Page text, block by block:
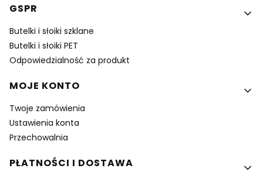
GSPR
Butelki i słoiki szklane
Butelki i słoiki PET
Odpowiedzialność za produkt
MOJE KONTO
Twoje zamówienia
Ustawienia konta
Przechowalnia
PŁATNOŚCI I DOSTAWA